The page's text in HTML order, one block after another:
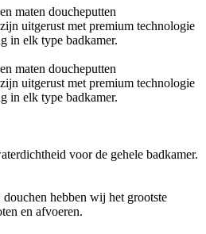
maten doucheputten
uitgerust met premium technologie
in elk type badkamer.
maten doucheputten
uitgerust met premium technologie
in elk type badkamer.
voor de gehele badkamer.
hebben wij het grootste
en afvoeren.